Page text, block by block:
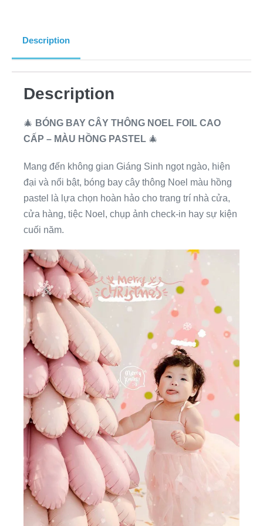
Description
Description
🎄 BÓNG BAY CÂY THÔNG NOEL FOIL CAO
CẤP – MÀU HỒNG PASTEL 🎄
Mang đến không gian Giáng Sinh ngọt ngào, hiện
đại và nổi bật, bóng bay cây thông Noel màu hồng
pastel là lựa chọn hoàn hảo cho trang trí nhà cửa,
cửa hàng, tiệc Noel, chụp ảnh check-in hay sự kiện
cuối năm.